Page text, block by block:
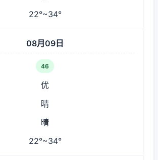
22°~34°
08月09日
46
优
晴
晴
22°~34°